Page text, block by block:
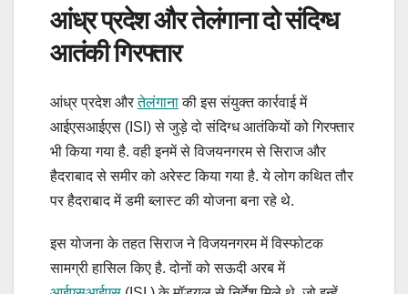
आंध्र प्रदेश और तेलंगाना दो संदिग्ध
आतंकी गिरफ्तार
आंध्र प्रदेश औरतेलंगानाकी इस संयुक्त कार्रवाई में
आईएसआईएस (ISI) से जुड़े दो संदिग्ध आतंकियों को गिरफ्तार
भी किया गया है. वही इनमें से विजयनगरम से सिराज और
हैदराबाद से समीर को अरेस्ट किया गया है. ये लोग कथित तौर
पर हैदराबाद में डमी ब्लास्ट की योजना बना रहे थे.
इस योजना के तहत सिराज ने विजयनगरम में विस्फोटक
सामग्री हासिल किए है. दोनों को सऊदी अरब में